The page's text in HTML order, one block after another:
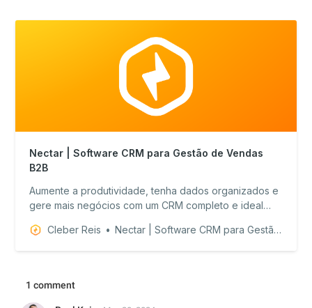
Nectar | Software CRM para Gestão de Vendas
B2B
Aumente a produtividade, tenha dados organizados e
gere mais negócios com um CRM completo e ideal
Cleber Reis
Nectar | Software CRM para Gestão de Vendas B2B